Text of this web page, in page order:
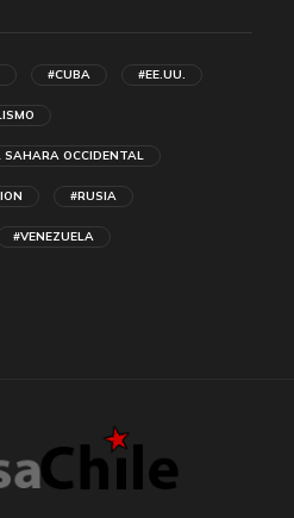
#CUBA #EE.UU.
SAHARA OCCIDENTAL
#RUSIA
#VENEZUELA